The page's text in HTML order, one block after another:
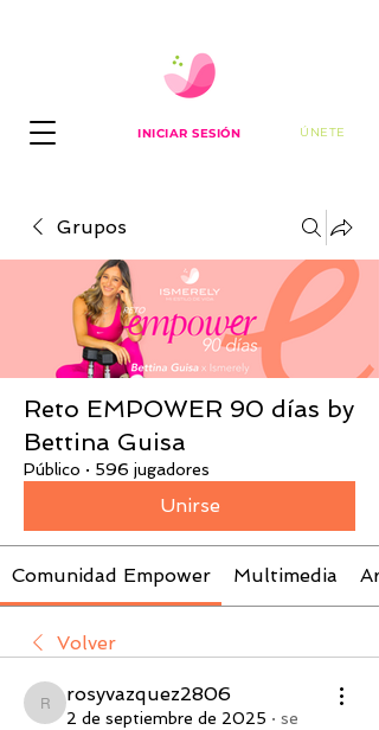
INICIAR SESIÓN ÚNETE
Grupos
Reto EMPOWER 90 días by
Bettina Guisa
Público · 596 jugadores
Unirse
Comunidad Empower Multimedia
Volver
rosyvazquez2806
rosyvazquez2806
2 de septiembre de 2025 · se